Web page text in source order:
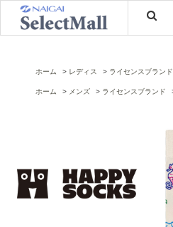
ホーム レディス ライセンスブランド
ホーム メンズ ライセンスブランド